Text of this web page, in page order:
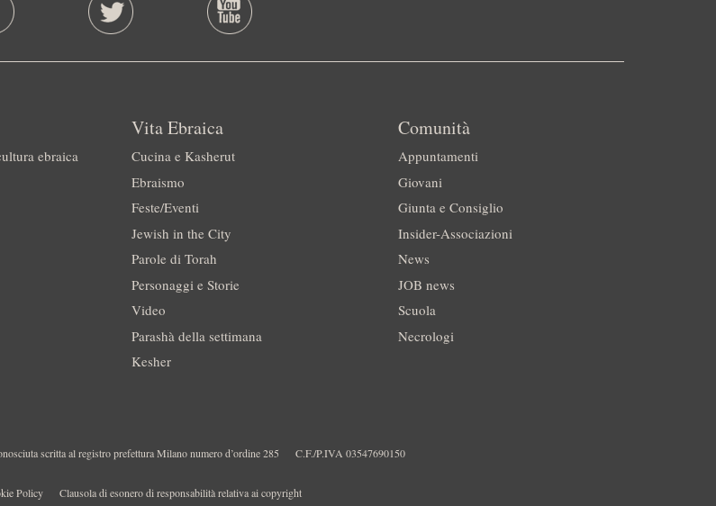
ebraica
Vita Ebraica
Cucina e Kasherut
Ebraismo
Feste/Eventi
Jewish in the City
Parole di Torah
Personaggi e Storie
Video
Parashà della settimana
Kesher
Comunità
Appuntamenti
Giovani
Giunta e Consiglio
Insider-Associazioni
News
JOB news
Scuola
Necrologi
scritta al registro prefettura Milano numero d’ordine 285 C.F./P.IVA 03547690150
Policy Clausola di esonero di responsabilità relativa ai copyright